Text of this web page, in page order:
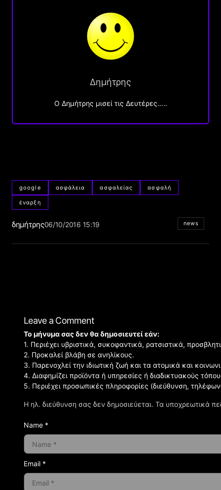
Δημήτρης
O Δημήτρης μισεί τις Δευτέρες…..
google ασφάλεια ασφαλείας ασφαλή
έναρξη
δημήτρης06/10/2016 15:19 news
Leave a Comment
Η ηλ. διεύθυνση σας δεν δημοσιεύεται. Τα υποχρεωτικά
Το μήνυμα σας δεν θα δημοσιευτεί εάν:
1. Περιέχει υβριστικά, συκοφαντικά, ρατσιστικά,
2. Προκαλεί βλάβη σε ανηλίκους.
3. Παρενοχλεί την ιδιωτική ζωή και τα ατομικά και
4. Διαφημίζει προϊόντα ή υπηρεσίες ή διαδικτυακούς
5. Περιέχει προσωπικές πληροφορίες (διεύθυνση,
Name *
Email *